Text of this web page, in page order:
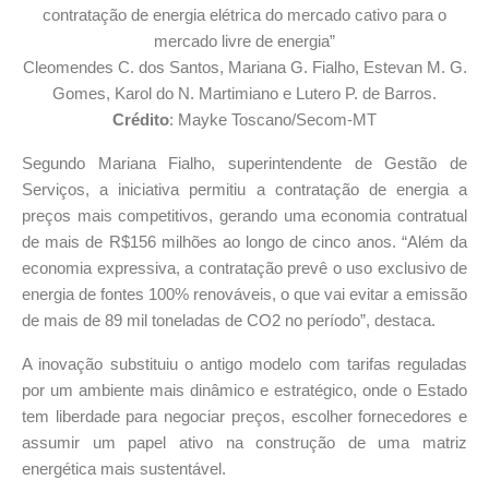
contratação de energia elétrica do mercado cativo para o
mercado livre de energia”
Cleomendes C. dos Santos, Mariana G. Fialho, Estevan M. G.
Gomes, Karol do N. Martimiano e Lutero P. de Barros.
Crédito: Mayke Toscano/Secom-MT
Segundo Mariana Fialho, superintendente de Gestão de
Serviços, a iniciativa permitiu a contratação de energia a
preços mais competitivos, gerando uma economia contratual
de mais de R$156 milhões ao longo de cinco anos. “Além da
economia expressiva, a contratação prevê o uso exclusivo de
energia de fontes 100% renováveis, o que vai evitar a emissão
de mais de 89 mil toneladas de CO2 no período”, destaca.
A inovação substituiu o antigo modelo com tarifas reguladas
por um ambiente mais dinâmico e estratégico, onde o Estado
tem liberdade para negociar preços, escolher fornecedores e
assumir um papel ativo na construção de uma matriz
energética mais sustentável.